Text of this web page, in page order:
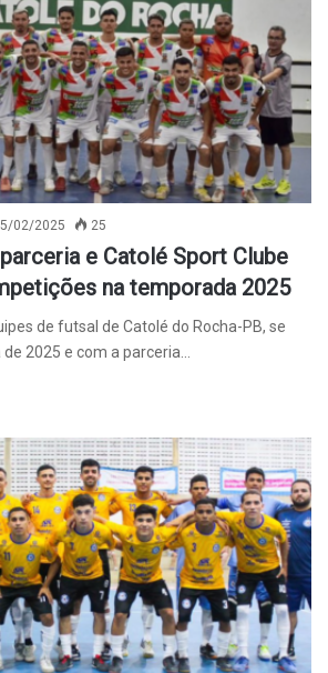
02/2025 25
e Catolé Sport Clube
na temporada 2025
de futsal de Catolé do Rocha-PB, se
2025 e com a parceria…